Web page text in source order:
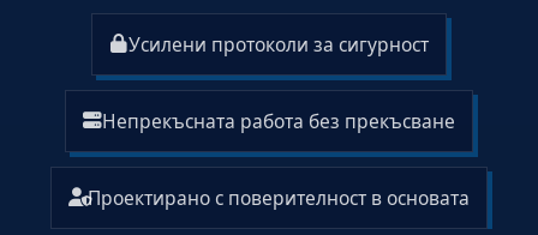
Усилени протоколи за сигурност
Непрекъсната работа без прекъсване
Проектирано с поверителност в основата